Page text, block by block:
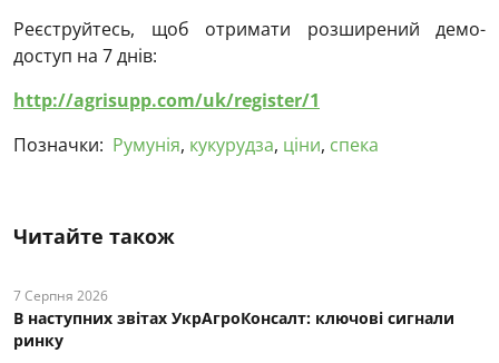
Реєструйтесь, щоб отримати розширений демо-
доступ на 7 днів:
http://agrisupp.com/uk/register/1
Позначки: Румунія, кукурудза, ціни, спека
Читайте також
7 Серпня 2026
В наступних звітах УкрАгроКонсалт: ключові cигнали
ринку